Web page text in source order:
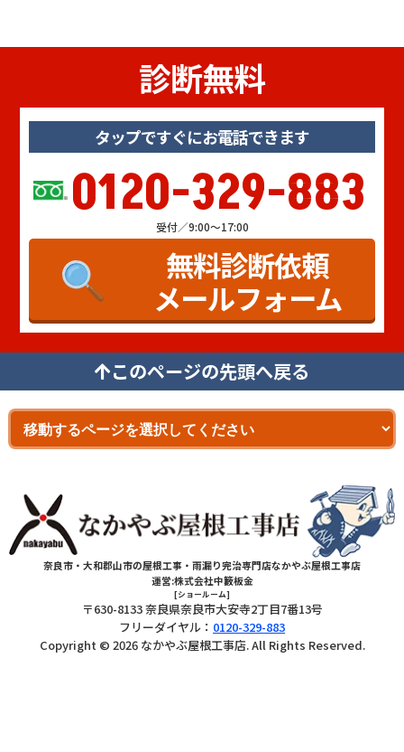
診断無料
タップですぐにお電話できます
0120-329-883
受付／9:00～17:00
無料診断依頼
メールフォーム
このページの先頭へ戻る
奈良市・大和郡山市の屋根工事・雨漏り完治専門店なかやぶ屋根工事店
運営:株式会社中籔板金
[ショールーム]
〒630-8133 奈良県奈良市大安寺2丁目7番13号
フリーダイヤル： 0120-329-883
Copyright © 2026 なかやぶ屋根工事店. All Rights Reserved.